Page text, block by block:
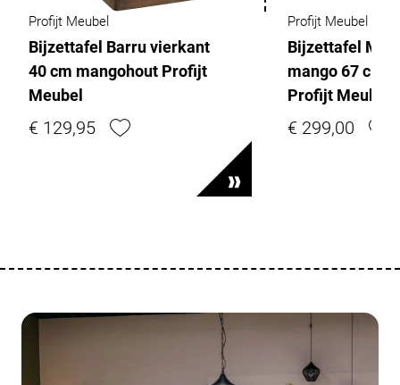
Profijt Meubel
Bijzettafel Barru vierkant
40 cm mangohout Profijt
Meubel
€ 129,95
Profijt Meubel
Bijzettafel
mango 67 cm
Profijt Meubel
€ 299,00